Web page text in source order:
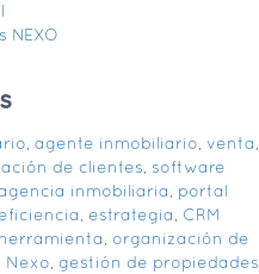
NEXO
, agente inmobiliario, venta,
de clientes, software
inmobiliaria, portal
, estrategia, CRM
herramienta, organización de
Nexo, gestión de propiedades